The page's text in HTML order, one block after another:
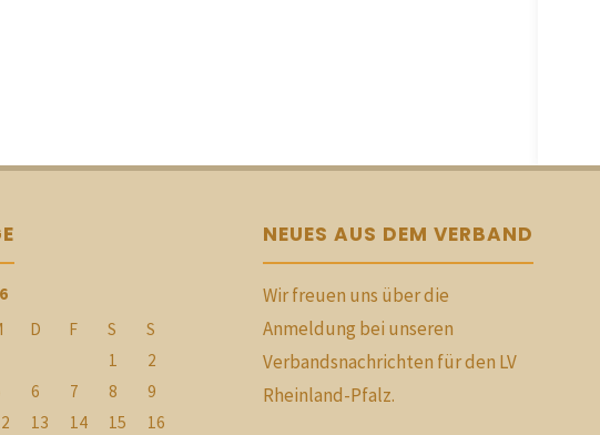
D F S
S
1
2
6 7 8
9
13 14 15 16
NEUES AUS DEM VERBAND
Wir freuen uns über die
Anmeldung bei unseren
Verbandsnachrichten für den LV
Rheinland-Pfalz.